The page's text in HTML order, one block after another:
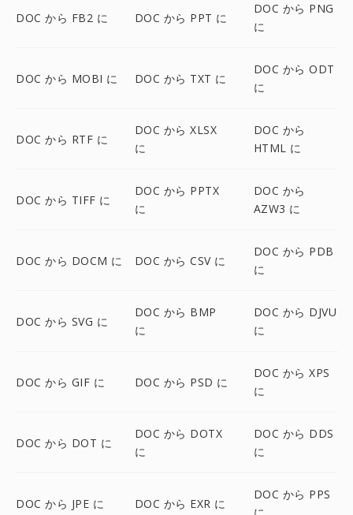
DOC から FB2 に DOC から PPT に
DOC から PNG
に
DOC から MOBI に DOC から TXT に
DOC から ODT
に
DOC から RTF に
DOC から XLSX
に
DOC から
HTML に
DOC から TIFF に
DOC から PPTX
に
DOC から
AZW3 に
DOC から DOCM に DOC から CSV に
DOC から PDB
に
DOC から SVG に
DOC から BMP
に
DOC から DJVU
に
DOC から GIF に DOC から PSD に
DOC から XPS
に
DOC から DOT に
DOC から DOTX
に
DOC から DDS
に
DOC から JPE に DOC から EXR に
DOC から PPS